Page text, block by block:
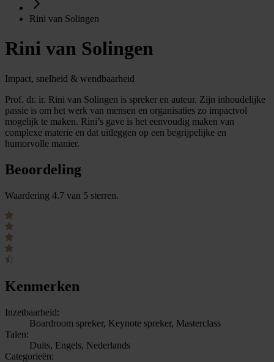
Rini van Solingen
Rini van Solingen
Impact, snelheid & wendbaarheid
Prof. dr. ir. Rini van Solingen is spreker en auteur. Zijn inhoudelijke
passie is om het werk van mensen en organisaties zo impactvol
mogelijk te maken. Rini’s gave is het eenvoudig maken van
complexe materie en dat uitleggen op een begrijpelijke en
humorvolle manier.
Beoordeling
Waardering 4.7 van 5 sterren.
Kenmerken
Inzetbaarheid:
Boardroom spreker, Keynote spreker, Masterclass
Talen:
Duits, Engels, Nederlands
Categorieën: